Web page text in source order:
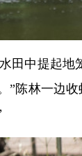
田中提起
”陈林一边